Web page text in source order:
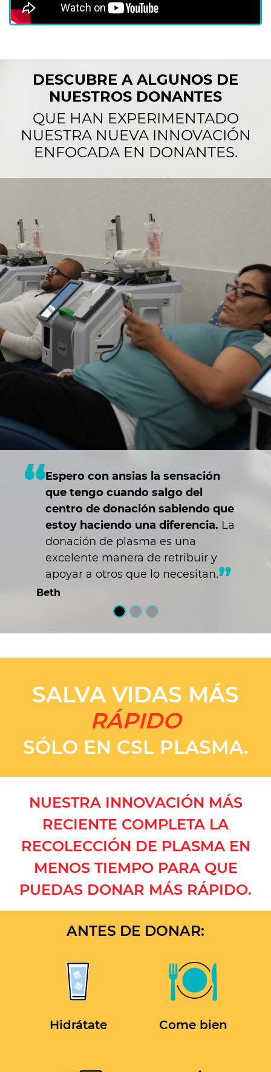
DESCUBRE A ALGUNOS DE
NUESTROS DONANTES
QUE HAN EXPERIMENTADO
NUESTRA NUEVA INNOVACIÓN
ENFOCADA EN DONANTES.
Espero con ansias la sensación
que tengo cuando salgo del
centro de donación sabiendo que
estoy haciendo una diferencia. La
donación de plasma es una
excelente manera de retribuir y
apoyar a otros que lo necesitan.
Beth
SALVA VIDAS MÁS
RÁPIDO
SÓLO EN CSL PLASMA.
NUESTRA INNOVACIÓN MÁS
RECIENTE COMPLETA LA
RECOLECCIÓN DE PLASMA EN
MENOS TIEMPO PARA QUE
PUEDAS DONAR MÁS RÁPIDO.
ANTES DE DONAR:
Hidrátate Come bien